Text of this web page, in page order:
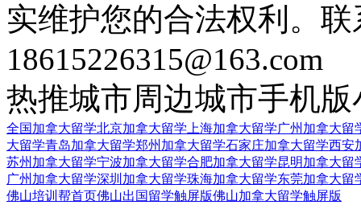
实维护您的合法权利。
18615226315@163.com
热推城市周边城市手机版
全国加拿大留学北京加拿大留学 上海加拿大留学广州加拿大留
大留学青岛加拿大留学郑州加拿大留学石家庄加拿大留学西安
苏州加拿大留学宁波加拿大留学合肥加拿大留学昆明加拿大留
广州加拿大留学深圳加拿大留学珠海加拿大留学东莞加拿大留
佛山培训帮首页佛山出国留学触屏版佛山加拿大留学触屏版